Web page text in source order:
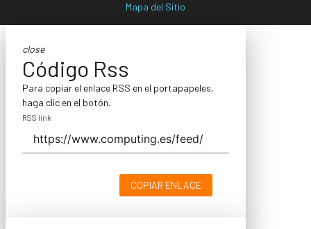
Mapa del Sitio
close
Código Rss
Para copiar el enlace RSS en el portapapeles,
haga clic en el botón.
RSS link
COPIAR ENLACE